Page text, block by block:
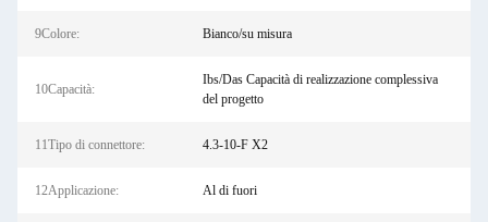
9Colore: Bianco/su misura
10Capacità:
Ibs/Das Capacità di realizzazione complessiva
del progetto
11Tipo di connettore: 4.3-10-F X2
12Applicazione: Al di fuori